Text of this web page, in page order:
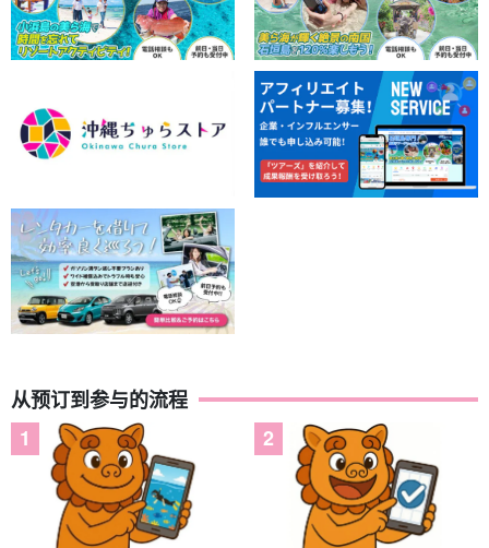
从预订到参与的流程